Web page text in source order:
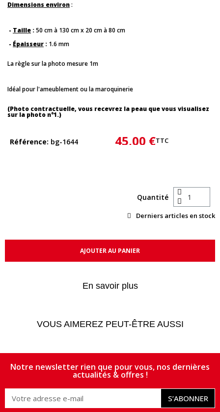
Dimensions environ:
- Taille :50 cm à 130 cm x 20 cm à 80 cm
- Épaisseur : 1.6 mm
La règle sur la photo mesure 1m
Idéal pour l'ameublement ou la maroquinerie
(Photo contractuelle, vous recevrez la peau que vous visualisez
sur la photo n°1.)
Référence bg-1644 45,00 €TTC
Quantité
Derniers articles en stock
AJOUTER AU PANIER
En savoir plus
VOUS AIMEREZ PEUT-ÊTRE AUSSI
Notre newsletter rien que pour vous, nos dernières
actualités & offres !
S’ABONNER